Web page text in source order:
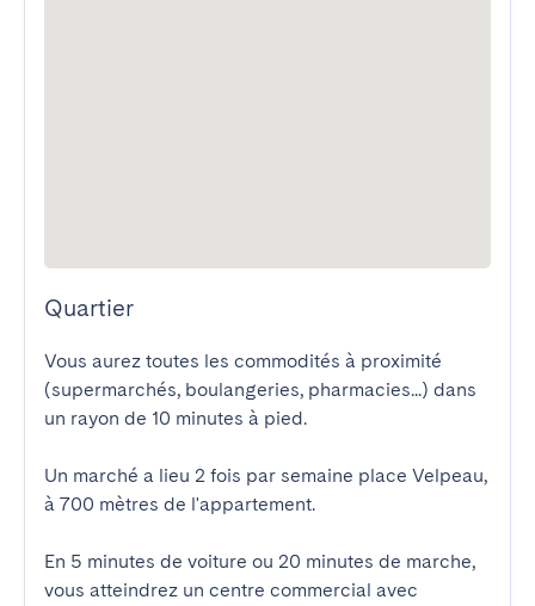
Quartier
Vous aurez toutes les commodités à proximité
(supermarchés, boulangeries, pharmacies...) dans
un rayon de 10 minutes à pied.
Un marché a lieu 2 fois par semaine place Velpeau,
à 700 mètres de l'appartement.
En 5 minutes de voiture ou 20 minutes de marche,
vous atteindrez un centre commercial avec